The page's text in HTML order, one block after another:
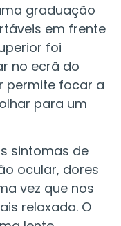
graduação
em frente
foi
no ecrã do
permite focar a
para um
sintomas de
ocular, dores
vez que nos
relaxada. O